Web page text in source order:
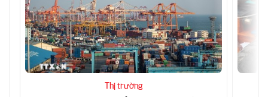
Thị trường